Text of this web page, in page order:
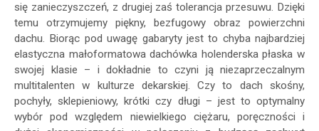
się zanieczyszczeń, z drugiej zaś tolerancja przesuwu. Dzięki
temu otrzymujemy piękny, bezfugowy obraz powierzchni
dachu. Biorąc pod uwagę gabaryty jest to chyba najbardziej
elastyczna małoformatowa dachówka holenderska płaska w
swojej klasie – i dokładnie to czyni ją niezaprzeczalnym
multitalenten w kulturze dekarskiej. Czy to dach skośny,
pochyły, sklepieniowy, krótki czy długi – jest to optymalny
wybór pod względem niewielkiego ciężaru, poręczności i